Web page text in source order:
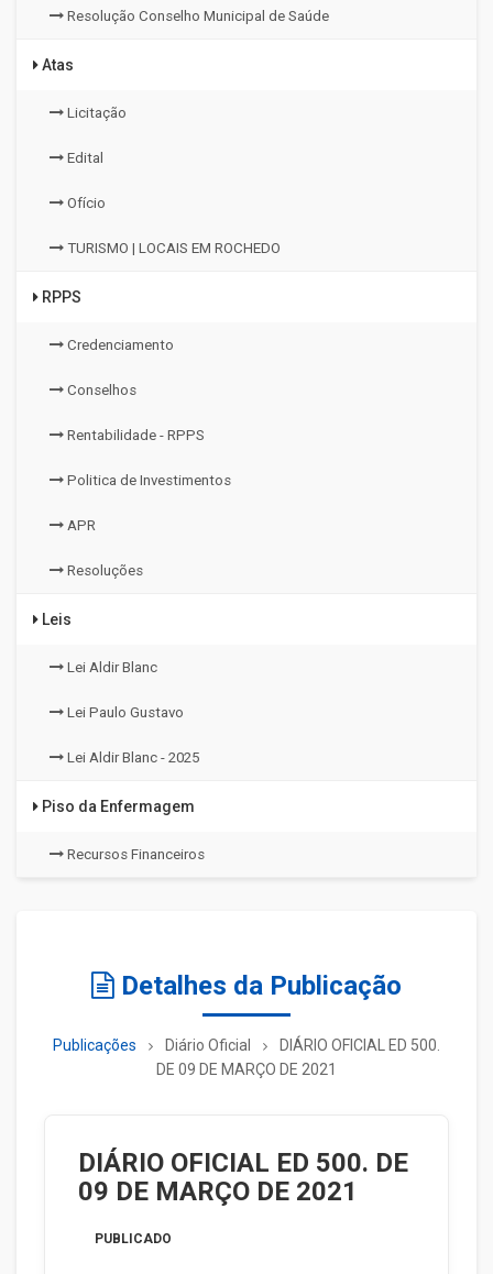
Resolução Conselho Municipal de Saúde
Atas
Licitação
Edital
Ofício
TURISMO | LOCAIS EM ROCHEDO
RPPS
Credenciamento
Conselhos
Rentabilidade - RPPS
Politica de Investimentos
APR
Resoluções
Leis
Lei Aldir Blanc
Lei Paulo Gustavo
Lei Aldir Blanc - 2025
Piso da Enfermagem
Recursos Financeiros
Detalhes da Publicação
Publicações Diário Oficial
DIÁRIO OFICIAL ED 500.
DE 09 DE MARÇO DE 2021
DIÁRIO OFICIAL ED 500. DE
09 DE MARÇO DE 2021
PUBLICADO